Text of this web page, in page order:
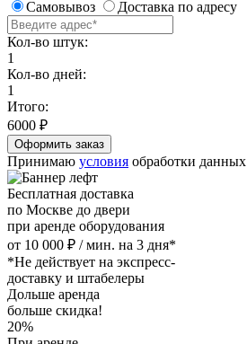
Самовывоз
Доставка по адресу
Кол-во штук:
1
Кол-во дней:
1
Итого:
6000 ₽
Принимаю условия обработки данных
Бесплатная доставка
по Москве до двери
при аренде оборудования
от 10 000 ₽ / мин. на 3 дня*
*Не действует на экспресс-
доставку и штабелеры
Дольше аренда
больше скидка!
20%